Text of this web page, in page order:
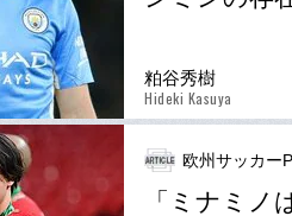
粕谷秀樹
Hideki Kasuya
欧州サッカー
「ミナミノ